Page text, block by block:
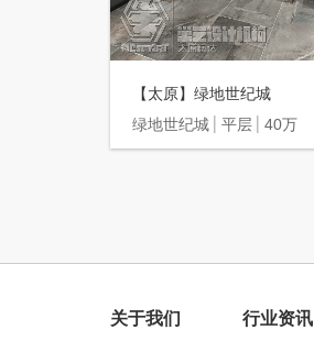
【太原】绿地世纪城
绿地世纪城
平层 40万
关于我们 行业资讯